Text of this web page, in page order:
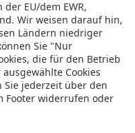
Eine
Juni 2023
Das
13. Juni